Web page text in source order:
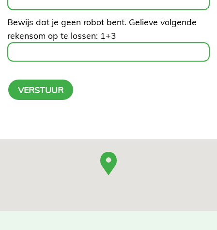
Bewijs dat je geen robot bent. Gelieve volgende
rekensom op te lossen: 1+3